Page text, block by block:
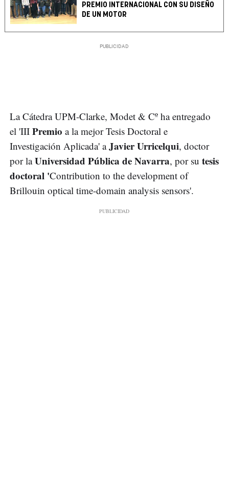
PREMIO INTERNACIONAL CON SU DISEÑO
DE UN MOTOR
La Cátedra UPM-Clarke, Modet & Cº ha entregado
el 'III Premio a la mejor Tesis Doctoral e
Investigación Aplicada' aJavier Urricelqui, doctor
por laUniversidad Pública de Navarra, por su tesis
doctoral 'Contribution to the development of
Brillouin optical time-domain analysis sensors'.